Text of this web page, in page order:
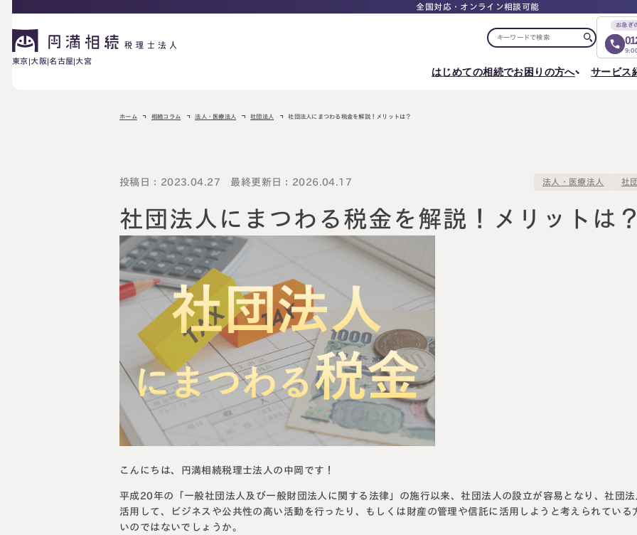
全国対応・オンライン相談可能
東京 大阪 名古屋 大宮
お急ぎ
はじめての相続でお困りの方へ
詳しく見る
サービス
相続に備えたい方へ
生前対策相談について 相続税試算について 料
名古屋事務所
愛知県名古屋市中村区名駅三丁目28番12号
大名古屋ビルヂング25階
Access
相続が発生した方へ
相続税申告に
ご相談の流れ 料金表
相続に備えたい方へ
相続税試算につ
いて 料金表
はじめての相続でお困りの方へ
はじめての方へ
相続ロードマップ
お急ぎの方は電話で面談予約
ホーム 相続コラム 法人・医療法人 社団法人 社団法人にまつわる税金を解説！メリットは？
投稿日：2023.04.27 最終更新日：2026.04.17 法人・医療法人 社
社団法人にまつわる税金を解説！メリットは
こんにちは、円満相続税理士法人の中岡です！
平成20年の「一般社団法人及び一般財団法人に関する法律」の施行以来、社団法人の設立が容易となり、社団法
活用して、ビジネスや公共性の高い活動を行ったり、もしくは財産の管理や信託に活用しようと考えられている
いのではないでしょうか。